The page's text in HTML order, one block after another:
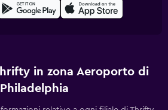
in zona Aeroporto di
Philadelphia